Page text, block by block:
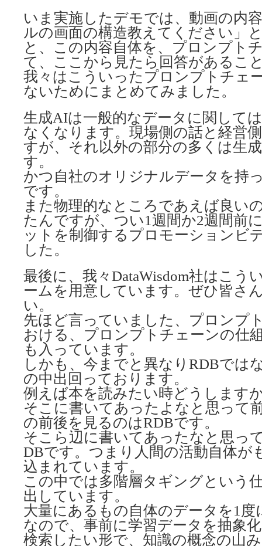
いま実施したデモでは、動画の内
ルの画面の構造教えてください」
と、この内容自体を、プロンプト
て、ここから見たら回答があるこ
我々はこういったプロンプトチェ
ないためにまとめてみました。
生成AIは一般的なデータに関して
なくなります。現場側の話と経営
すが、それ以外の部分の多くは生
す。
かつ自社のオリジナルデータを持
です。
また物理的なところであえば良い
たんですが、つい1週間か2週間前
ットを制御するプロモーションビ
した。
最後に、我々DataWisdom社はこう
ームを用意しています。ぜひ皆さ
い。
先ほど言っていました、プロンプ
おける、プロンプトチェーンの仕
も入っています。
しかも、今までと異なりRDBでは
の中出回っております。
例えば本を読みたい時どうします
そこに書いてあったよなと思って
の前後を見るのはRDBです。
そこら辺に書いてあったなと思っ
DBです。つまり人間の活動自体が
込まれています。
この中では多階層タギングという
出しています。
大量にあるもの自体のデータを1
なので、事前に学習データを抽象
検索したい形で、知識の概念の山